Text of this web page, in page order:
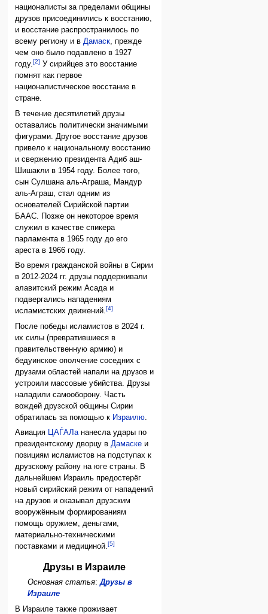
националисты за пределами общины
друзов присоединились к восстанию,
и восстание распространилось по
всему региону и вДамаск, прежде
чем оно было подавлено в 1927
году.[2] У сирийцев это восстание
помнят как первое
националистическое восстание в
стране.
В течение десятилетий друзы
оставались политически значимыми
фигурами. Другое восстание друзов
привело к национальному восстанию
и свержению президента Адиб аш-
Шишакли в 1954 году. Более того,
сын Сулшана аль-Аграша, Мандур
аль-Аграш, стал одним из
основателей Сирийской партии
БААС. Позже он некоторое время
служил в качестве спикера
парламента в 1965 году до его
ареста в 1966 году.
Во время гражданской войны в Сирии
в 2012-2024 гг. друзы поддерживали
алавитский режим Асада и
подвергались нападениям
исламистских движений.[4]
После победы исламистов в 2024 г.
их силы (превратившиеся в
правительственную армию) и
бедуинское ополчение соседних с
друзами областей напали на друзов и
устроили массовые убийства. Друзы
наладили самооборону. Часть
вождей друзской общины Сирии
обратилась за помощью к Израилю
Авиация ЦАЃАЛананесла удары по
президентскому дворцу вДамаске и
позициям исламистов на подступах к
друзскому району на юге страны. В
дальнейшем Израиль предостерёг
новый сирийский режим от нападений
на друзов и оказывал друзским
вооружённым формированиям
помощь оружием, деньгами,
материально-техническими
поставками и медициной.[5]
Друзы в Израиле
Основная статья:Друзы в
Израиле
В Израиле также проживает